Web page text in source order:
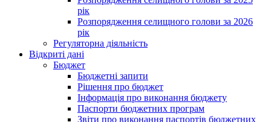
рік
Розпорядження селищного голови за 2026
рік
Регуляторна діяльність
Відкриті дані
Бюджет
Бюджетні запити
Рішення про бюджет
Інформація про виконання бюджету
Паспорти бюджетних програм
Звіти про виконання паспортів бюджетних